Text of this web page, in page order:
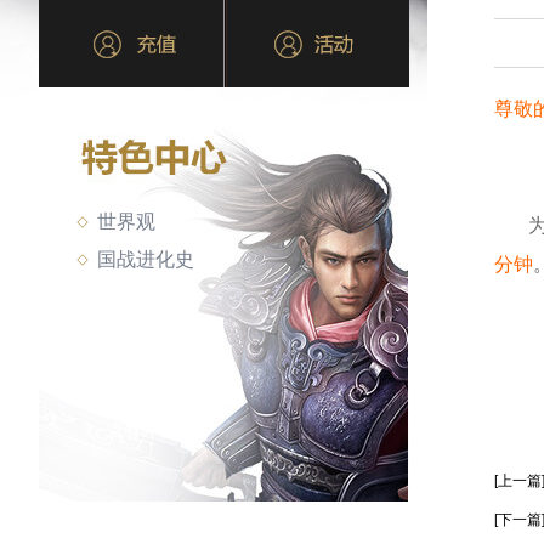
世界观
国战进化史
尊敬
分钟
[上一篇]
[下一篇]